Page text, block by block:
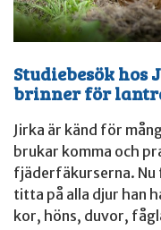
Studiebesök hos
brinner för
Jirka är känd för
brukar komma och
fjäderfäkurserna. Nu
titta på alla djur han
kor, höns, duvor,